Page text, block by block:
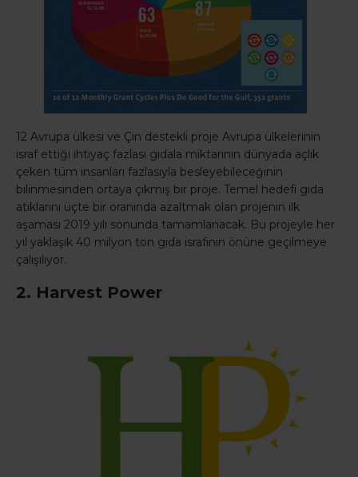
12 Avrupa ülkesi ve Çin destekli proje Avrupa ülkelerinin
israf ettiği ihtiyaç fazlası gıdala miktarının dünyada açlık
çeken tüm insanları fazlasıyla besleyebileceğinin
bilinmesinden ortaya çıkmış bir proje. Temel hedefi gıda
atıklarını üçte bir oranında azaltmak olan projenin ilk
aşaması 2019 yılı sonunda tamamlanacak. Bu projeyle her
yıl yaklaşık 40 milyon ton gıda israfının önüne geçilmeye
çalışılıyor.
2. Harvest Power